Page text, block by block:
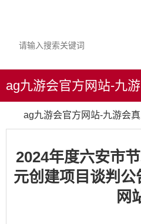
ag九游会官方网站-九
ag九游会官方网站-九游会真
2024年度六安市
元创建项目谈判
网